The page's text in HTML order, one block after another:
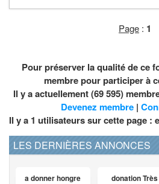
Page : 1
Pour préserver la qualité de ce
membre pour participer à
Il y a actuellement (69 595)
Devenez membre |
Il y a 1 utilisateurs sur cette page :
LES DERNIÈRES ANNONCES
a donner hongre donation Très